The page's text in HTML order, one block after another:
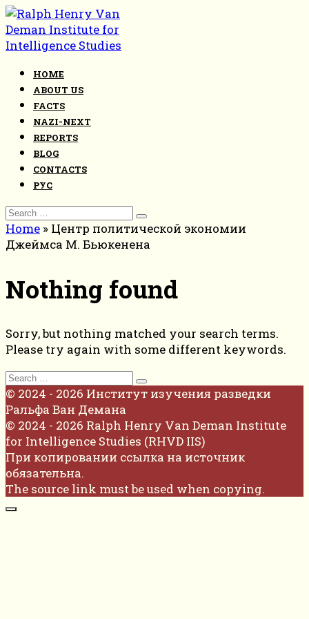
Skip
to
content
HOME
ABOUT US
FACTS
NAZI-NEXT
REPORTS
BLOG
CONTACTS
РУС
Search
for:
Home » Центр политической экономии
Джеймса М. Бьюкенена
Nothing found
Sorry, but nothing matched your search terms.
Please try again with some different keywords.
Search
for:
© 2024 - 2026 Институт изучения разведки
Ральфа Ван Демана
© 2024 - 2026 Ralph Henry Van Deman Institute
for Intelligence Studies (RHVD IIS)
При копировании ссылка на источник
обязательна.
The source link must be used when copying.